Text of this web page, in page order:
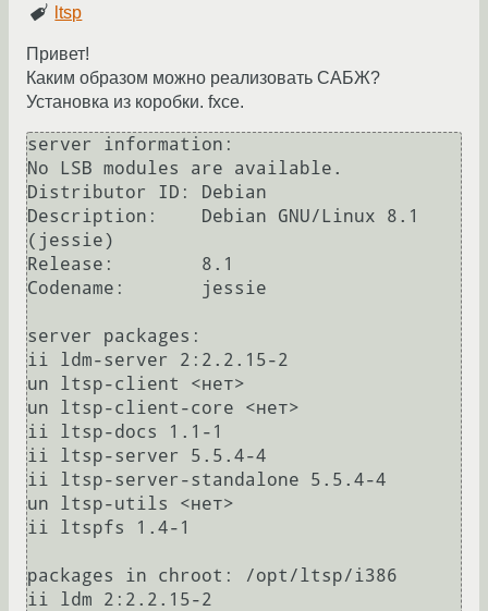
ltsp
Привет!
Каким образом можно реализовать САБЖ?
Установка из коробки. fxce.
server information:
No LSB modules are available.
Distributor ID:	Debian
Description:	Debian GNU/Linux 8.1
(jessie)
Release:	8.1
Codename:	jessie
server packages:
ii ldm-server 2:2.2.15-2
un ltsp-client <нет>
un ltsp-client-core <нет>
ii ltsp-docs 1.1-1
ii ltsp-server 5.5.4-4
ii ltsp-server-standalone 5.5.4-4
un ltsp-utils <нет>
ii ltspfs 1.4-1
packages in chroot: /opt/ltsp/i386
ii ldm 2:2.2.15-2